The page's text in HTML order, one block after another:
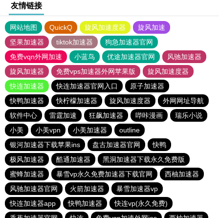
友情链接
网站地图 QuickQ 旋风加速度器
旋风加速
坚果加速器
tiktok加速器
狗急加速器官网
免费vqn外网加速
小蓝鸟 优途加速器官网
风驰加速器
旋风加速器
免费vps加速器外网苹果版
旋风加速度器
快连加速器
快连加速器官网入口
原子加速器
快鸭加速器
快柠檬加速器 旋风加速度器
外网网址导航
软件中心
雷霆加速 狂飙加速器 哔咔漫画
瑞乐小说
小美
小美vpn 小美加速器
outline
银河加速器下载苹果ins
盘古加速器官网
快鸭
极风加速器
酷通加速器
黑洞加速器下载永久免费版
蜜蜂加速器
暴雪vp永久免费加速器下载官网
西柚加速器
风驰加速器官网
火箭加速器
暴雪加速器vp
快连加速器app
快鸭加速器
快连vp(永久免费)